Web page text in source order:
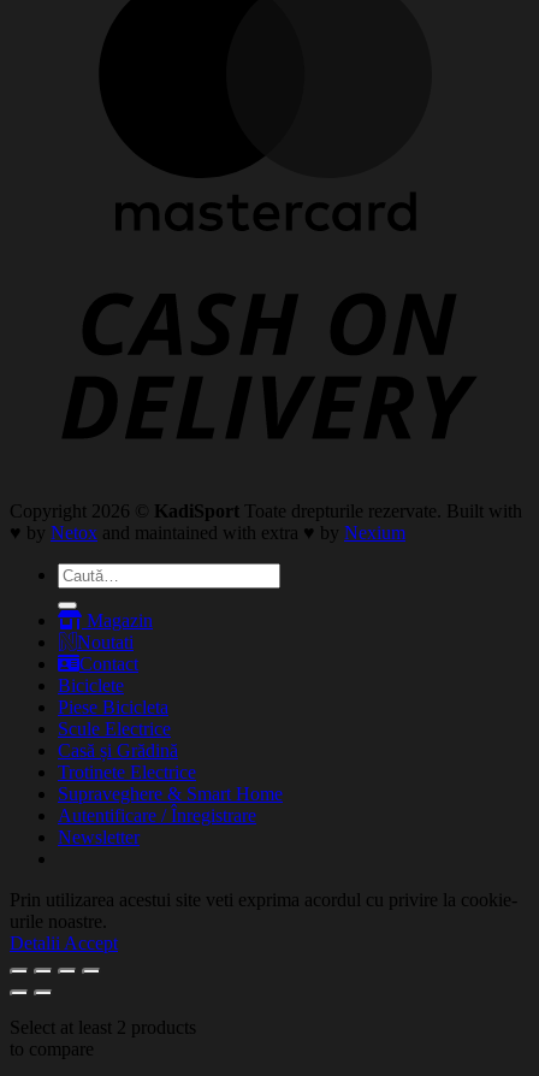
Copyright 2026 © KadiSport Toate drepturile rezervate. Built with
♥ by Netox and maintained with extra ♥ by Nexium
Caută
după:
Magazin
Noutati
Contact
Biciclete
Piese Bicicleta
Scule Electrice
Casă și Grădină
Trotinete Electrice
Supraveghere & Smart Home
Autentificare / Înregistrare
Newsletter
Prin utilizarea acestui site veti exprima acordul cu privire la cookie-
urile noastre.
Detalii Accept
Select at least 2 products
to compare